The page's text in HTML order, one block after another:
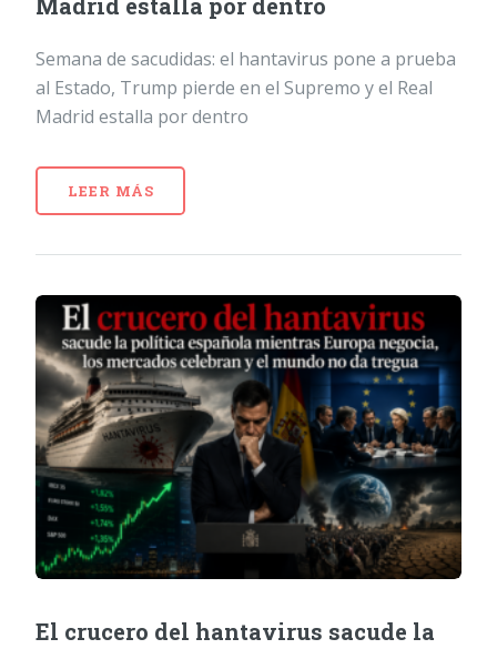
Semana de sacudidas: el hantavirus pone a prueba
al Estado, Trump pierde en el Supremo y el Real
Madrid estalla por dentro
LEER MÁS
El crucero del hantavirus sacude la